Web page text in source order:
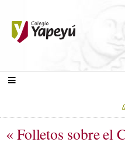
« Folletos sobre el